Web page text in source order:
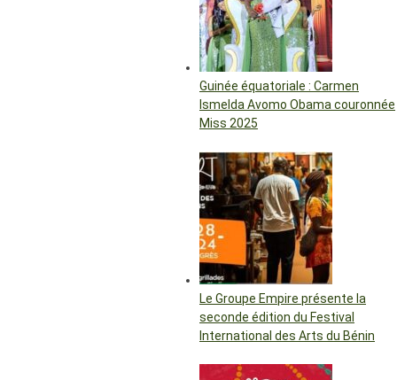
Guinée équatoriale : Carmen
Ismelda Avomo Obama couronnée
Miss 2025
Le Groupe Empire présente la
seconde édition du Festival
International des Arts du Bénin